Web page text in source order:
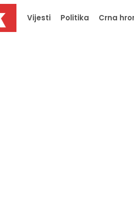
Vijesti Politika Crna